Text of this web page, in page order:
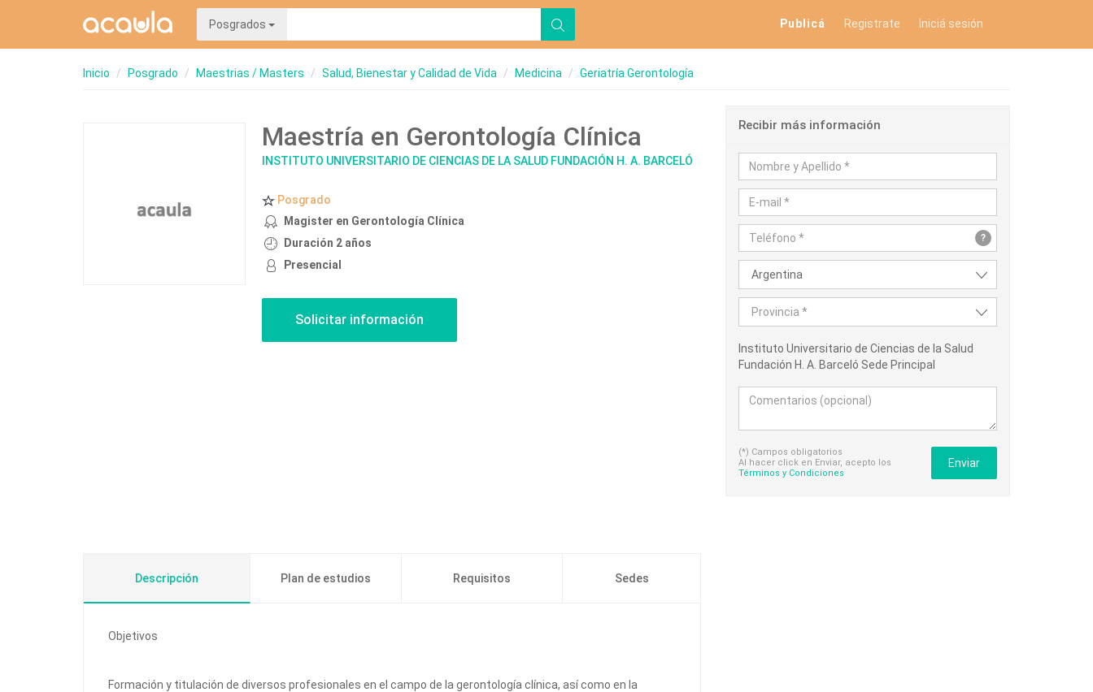
Posgrados Publicá Registrate Iniciá sesión
Inicio Posgrado Maestrias / Masters Salud, Bienestar y Calidad de Vida Medicina Geriatría Gerontología
Maestría en Gerontología Clínica
INSTITUTO UNIVERSITARIO DE CIENCIAS DE LA SALUD FUNDACIÓN H. A. BARCELÓ
Posgrado
Magister en Gerontología Clínica
Duración 2 años
Presencial
Recibir más información
?
Argentina
Provincia *
Instituto Universitario de Ciencias de la Salud
Fundación H. A. Barceló Sede Principal
(*) Campos obligatorios
Al hacer click en Enviar, acepto los
Términos y Condiciones
Enviar
Descripción Plan de estudios Requisitos Sedes
Objetivos
Formación y titulación de diversos profesionales en el campo de la gerontología clínica, así como en la